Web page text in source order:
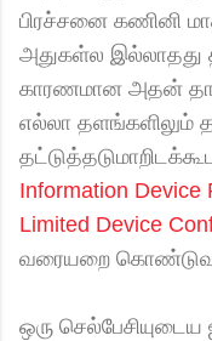
பிரச்சனை கணினி
அதுகள்ல இல்லாதது
காரணமான அதன்
எல்லா தளங்களிலும்
Information Device
Limited Device
வரையறை
ஒரு